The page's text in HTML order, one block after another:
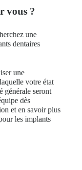
vous ?
une
dentaires
une
votre état
générale seront
dès
et en savoir plus
les implants